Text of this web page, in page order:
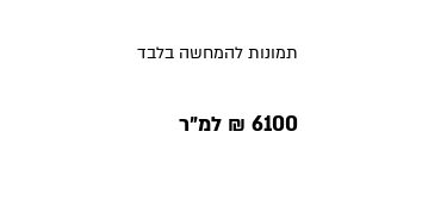
תמונות להמחשה בלבד
6100 ₪ למ״ר